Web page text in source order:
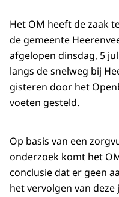
Het OM heeft de zaak
de gemeente
afgelopen dinsdag, 5
langs de snelweg bij
gisteren door het
voeten gesteld.
Op basis van een
onderzoek komt het
conclusie dat er geen
het vervolgen van deze